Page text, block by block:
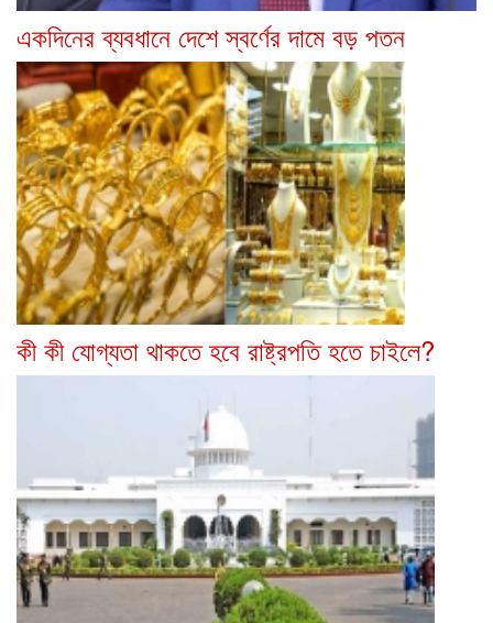
একদিনের ব্যবধানে দেশে স্বর্ণের দামে বড় পতন
কী কী যোগ্যতা থাকতে হবে রাষ্ট্রপতি হতে চাইলে?